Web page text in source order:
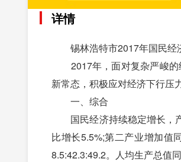
详情
锡林浩特市2017年国民经
2017年，面对复杂严峻的
新常态，积极应对经济下行压
一、综合
国民经济持续稳定增长，产
比增长5.5%;第二产业增加值
8.5:42.3:49.2。人均生产总值同